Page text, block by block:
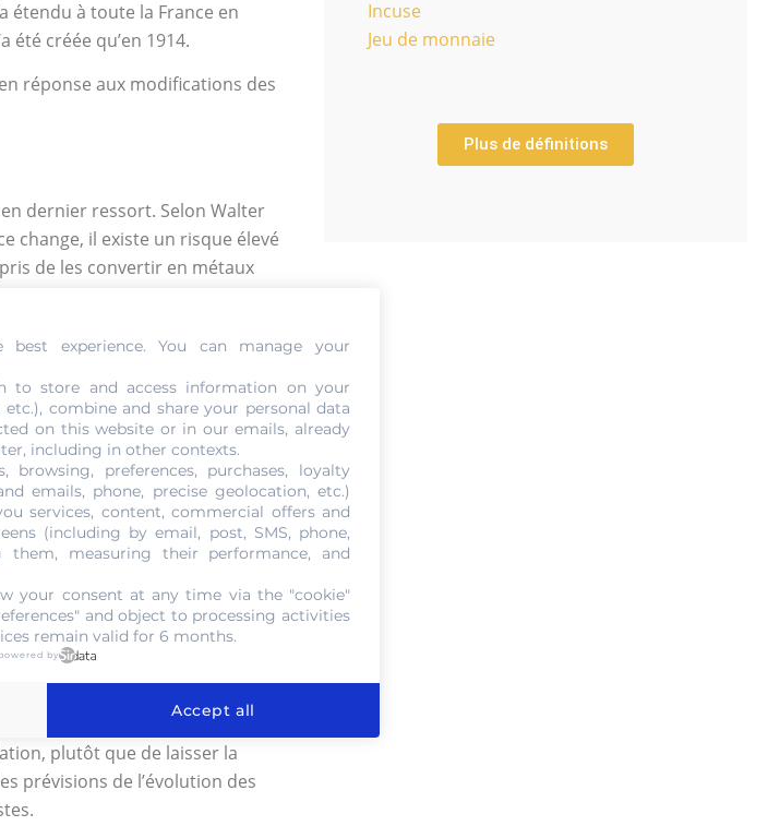
étendu à toute la France en
été créée qu’en 1914.
réponse aux modifications des
dernier ressort. Selon Walter
change, il existe un risque élevé
de les convertir en métaux
la banque ne pourra pas
run » : tous les clients se
de nouvelles faillites dans
ce risque en fournissant aux
Ce rôle, comme tous
Cette mission est
qui est au cœur des débats
des mesures garantissant
en passant par la stabilité du
Elle se mesure par deux
privilège accordé aux politiques
par une réglementation
d’un mandat plus long que
plutôt que de laisser la
prévisions de l’évolution des
Incuse
Jeu de monnaie
Plus de définitions
experience. You can manage your
to store and access information on your
combine and share your personal data
on this website or in our emails, already
including in other contexts.
browsing, preferences, purchases, loyalty
emails, phone, precise geolocation, etc.)
services, content, commercial offers and
(including by email, post, SMS, phone,
them, measuring their performance, and
your consent at any time via the "cookie"
and object to processing activities
remain valid for 6 months.
by
Accept all